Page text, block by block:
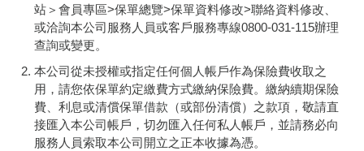
站＞會員專區>保單總覽>保單資料修改>聯絡資料修改、
或洽詢本公司服務人員或客戶服務專線0800-031-115辦理
查詢或變更。
本公司從未授權或指定任何個人帳戶作為保險費收取之
用，請您依保單約定繳費方式繳納保險費。繳納續期保險
費、利息或清償保單借款（或部份清償）之款項，敬請直
接匯入本公司帳戶，切勿匯入任何私人帳戶，並請務必向
服務人員索取本公司開立之正本收據為憑。